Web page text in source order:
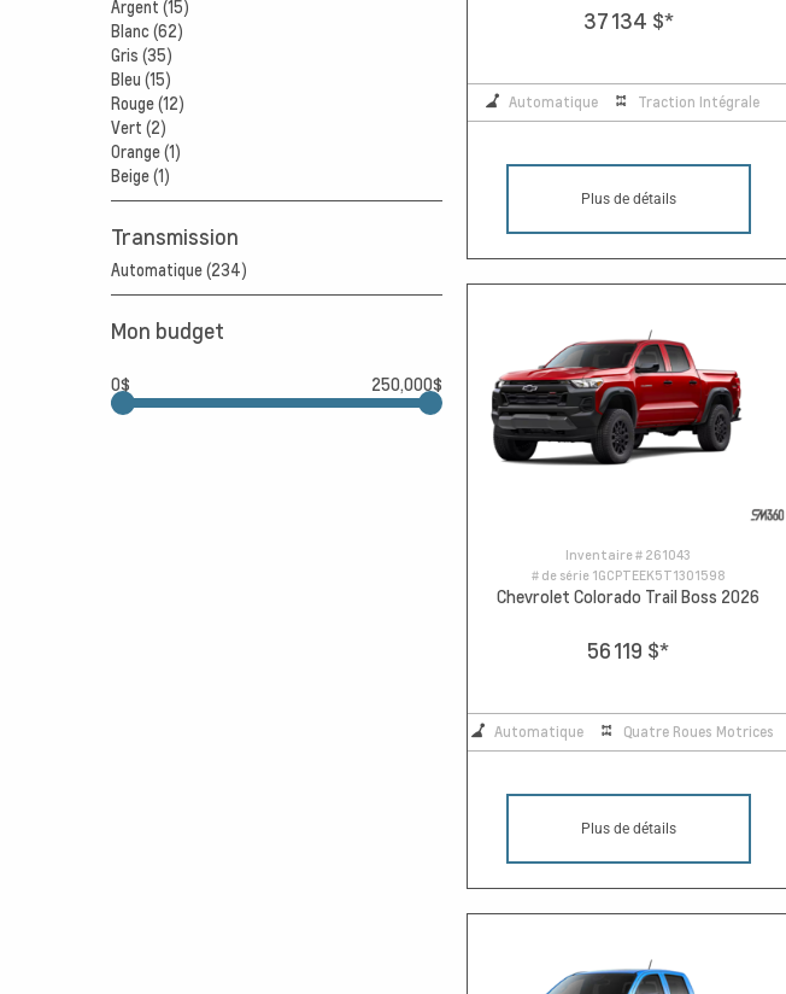
Argent (15)
Blanc (62)
Gris (35)
Bleu (15)
Rouge (12)
Vert (2)
Orange (1)
Beige (1)
Transmission
Automatique (234)
Mon budget
0$ 250,000$
37 134 $*
Automatique Traction Intégrale
Plus de détails
Inventaire # 261043
# de série 1GCPTEEK5T1301598
Chevrolet Colorado Trail Boss 2026
56 119 $*
Automatique Quatre Roues Motrices
Plus de détails